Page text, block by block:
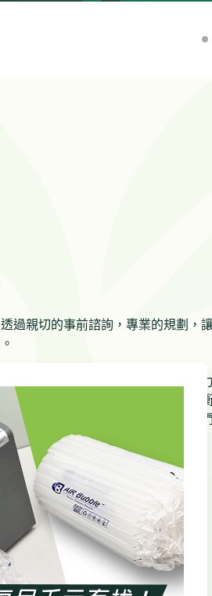
過親切的事前諮詢，專業的規劃，
總是思考著要如何對地球盡一份心
。這樣的設計仍擁有優秀的保護緩
能節省成本，更重要的是，能為我